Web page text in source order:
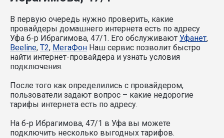
В первую очередь нужно проверить, какие
провайдеры домашнего интернета есть по адресу
Уфа б-р Ибрагимова, 47/1. Его обслуживают Уфанет,
Beeline, T2, МегаФон Наш сервис позволит быстро
найти интернет-провайдера и узнать условия
подключения.
После того как определились с провайдером,
пользователи задают вопрос – какие недорогие
тарифы интернета есть по адресу.
На б-р Ибрагимова, 47/1 в Уфа вы можете
подключить несколько выгодных тарифов.